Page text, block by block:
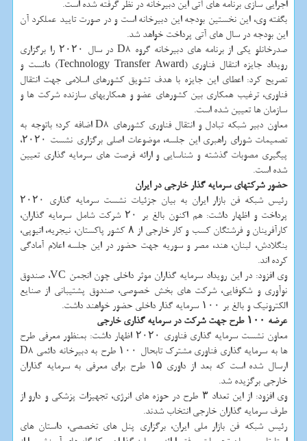
اجرایی سازی برنامه های آتی این دبیرخانه در نظر گرفته شده است.
بگفته وی، این نخستین بودجه این دبیرخانه است و در صورت تایید عملكرد آن
این بودجه در سال های آتی پرداخت خواهد شد.
صدرخانلو یكی از برنامه های دبیرخانه گروه D8 در سال ۲۰۲۰ را برگزاری
رویداد جایزه انتقال فناوری (Technology Transfer Award) دانست و
تصریح كرد: اعطای این جایزه با هدف تشویق كشورهای اسلامی جهت انتقال
فناوری، ترغیب همكاری بین كشورهای عضو و همكاریهای سازنده شركت ها و
سازمان ها تعیین شده است.
معاون دبیر شبكه تبادل و انتقال فناوری كشورهای D8 اضافه كرد؛ باتوجه به
تصمیمات شورای راهبری این جلسه، موضوعات اصلی برگزاری نشست ۲۰۲۰،
پیگیری مصوبات گذشته و شناسایی و ارائه فرصت های سرمایه گذاری تعیین
شده است.
حضور شركتهای سرمایه گذار خارجی در ایران
رئیس شبكه فن بازار ایران به بیان جزئیات نشست سرمایه گذاری ۲۰۲۰
پرداخت و اظهار داشت: هم اكنون بالغ بر ۲۰ شركت شامل سرمایه گذاران،
كارآفرینان و فرشتگان كسب و كار خارجی از ۸ كشور پاكستان، نیجریه، اتیوپی،
بنگلادش، لبنان، هند، مصر و سوریه جهت حضور در این جلسه اعلام آمادگی
كرده اند.
وی افزود: در این رویداد سرمایه گذاران موثر داخلی چون انجمن VC، صندوق
نوآوری و شكوفایی، شركت های بخش خصوصی، صندوق پشتیبانی از صنایع
الكترونیك و بالغ بر ۱۰۰ سرمایه گذار داخلی حضور خواهند داشت.
عرضه ۱۰۰ طرح جهت شركت در سرمایه گذاری خارجی
معاون نشست سرمایه گذاری فناوری ۲۰۲۰ اظهار داشت: بمنظور معرفی طرح
ها به سرمایه گذاری فناوری مشترك تابحال ۱۰۰ طرح به دبیرخانه دائمی D8
ارسال شده است كه بعد از داوری ۱۵ طرح برای معرفی به سرمایه گذاران
خارجی برگزیده شد.
وی افزود: از این تعداد ۳ طرح در حوزه های انرژی، تجهیزات پزشكی و دارو از
طرف سرمایه گذاران خارجی انتخاب شدند.
رئیس شبكه فن بازار ملی ایران، برگزاری پنل های تخصصی، داستان های